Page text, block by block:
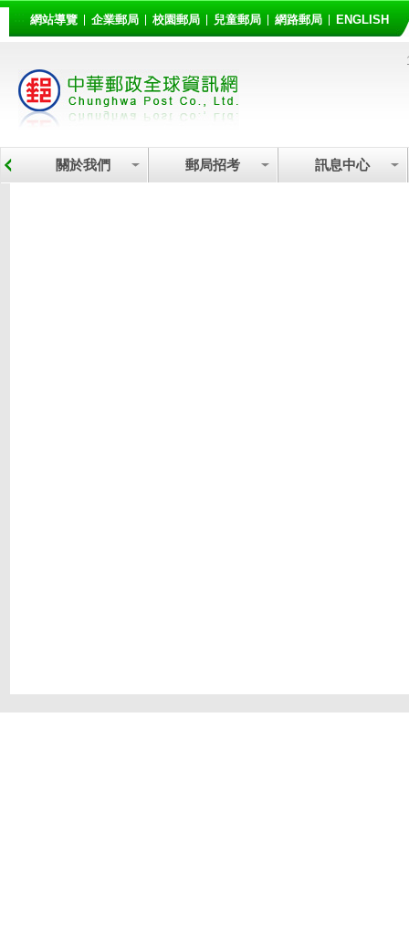
跳到主要內容區塊
網站導覽 企業郵局 校園郵局 兒童郵局 網路郵局 ENGLISH
關於我們 郵局招考 訊息中心